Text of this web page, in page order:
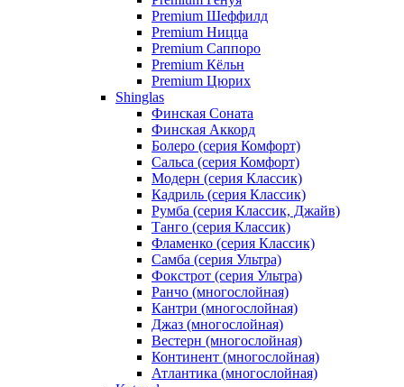
Premium Шеффилд
Premium Ницца
Premium Саппоро
Premium Кёльн
Premium Цюрих
Shinglas
Финская Соната
Финская Аккорд
Болеро (серия Комфорт)
Сальса (серия Комфорт)
Модерн (серия Классик)
Кадриль (серия Классик)
Румба (серия Классик, Джайв)
Танго (серия Классик)
Фламенко (серия Классик)
Самба (серия Ультра)
Фокстрот (серия Ультра)
Ранчо (многослойная)
Кантри (многослойная)
Джаз (многослойная)
Вестерн (многослойная)
Континент (многослойная)
Атлантика (многослойная)